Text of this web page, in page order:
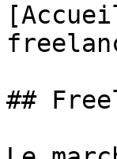
##